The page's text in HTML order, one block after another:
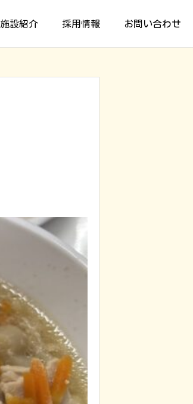
施設紹介 採用情報 お問い合わせ